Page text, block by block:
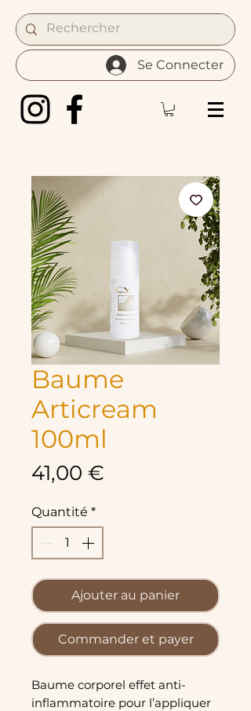
Se Connecter
Baume
Articream
100ml
41,00 €
Quantité *
Ajouter au panier
Commander et payer
Baume corporel effet anti-
inflammatoire pour l’appliquer